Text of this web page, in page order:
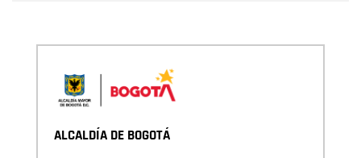
ALCALDÍA DE BOGOTÁ